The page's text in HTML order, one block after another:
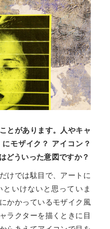
とがあります。人やキャ
モザイク？ アイコン？
どういった意図ですか？
けでは駄目で、アートに
いけないと思っていま
かかっているモザイク風
ラクターを描くときに目